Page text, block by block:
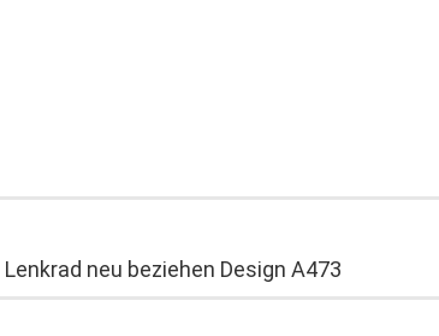
neu beziehen Design A473